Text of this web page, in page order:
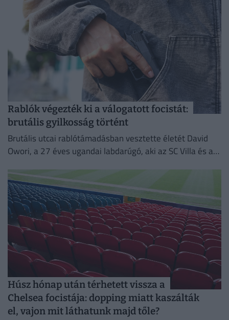
Rablók végezték ki a válogatott focistát:
brutális gyilkosság történt
Brutális utcai rablótámadásban vesztette életét David
Owori, a 27 éves ugandai labdarúgó, aki az SC Villa és a
Húsz hónap után térhetett vissza a
Chelsea focistája: dopping miatt kaszálták
el, vajon mit láthatunk majd tőle?